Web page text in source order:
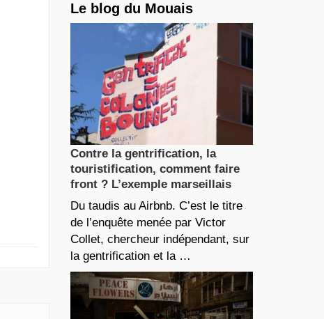
Le blog du Mouais
Contre la gentrification, la
touristification, comment faire
front ? L’exemple marseillais
Du taudis au Airbnb. C’est le titre
de l’enquête menée par Victor
Collet, chercheur indépendant, sur
la gentrification et la …